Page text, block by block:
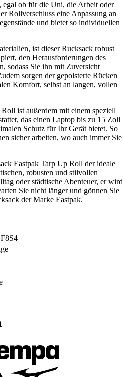
egal ob für die Uni, die Arbeit oder
Rollverschluss eine Anpassung an
und bietet so individuellen
ist dieser Rucksack robust
den Herausforderungen des
sodass Sie ihn mit Zuversicht
sorgen der gepolsterte Rücken
Komfort, selbst an langen, vollen
ist außerdem mit einem speziell
das einen Laptop bis zu 15 Zoll
Schutz für Ihr Gerät bietet. So
sicher arbeiten, wo auch immer Sie
Eastpak Tarp Up Roll der ideale
robusten und stilvollen
oder städtische Abenteuer, er wird
Sie nicht länger und gönnen Sie
der Marke Eastpak.